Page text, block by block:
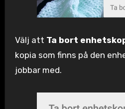
Välj att Ta bort
kopia som finns på den
jobbar med.